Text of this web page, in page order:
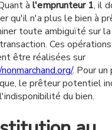
à l'emprunteur 1, il
qu'il n'a plus le bien à
toute ambiguïté sur
Ces opérations
être réalisées sur
. Pour
le prêteur potentiel
du bien.